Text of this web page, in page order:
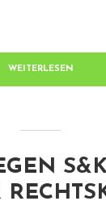
WEITERLESEN